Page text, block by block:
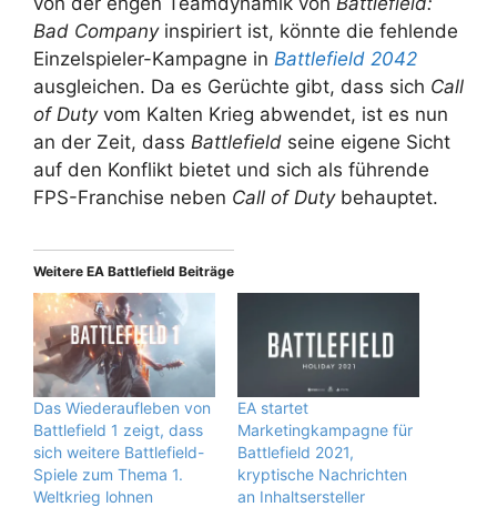
Bad Companyinspiriert ist, könnte die fehlende
Einzelspieler-Kampagne in Battlefield 2042
ausgleichen. Da es Gerüchte gibt, dass sich Call
of Dutyvom Kalten Krieg abwendet, ist es nun
an der Zeit, dass Battlefield seine eigene Sicht
auf den Konflikt bietet und sich als führende
FPS-Franchise neben Call of Dutybehauptet.
Weitere EA Battlefield Beiträge
Das Wiederaufleben von
Battlefield 1 zeigt, dass
sich weitere Battlefield-
Spiele zum Thema 1.
Weltkrieg lohnen
EA startet
Marketingkampagne für
Battlefield 2021,
kryptische Nachrichten
an Inhaltsersteller